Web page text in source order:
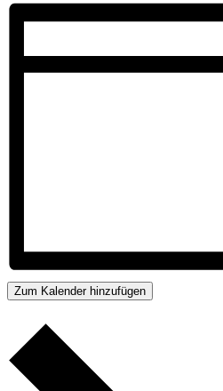
Zum Kalender hinzufügen